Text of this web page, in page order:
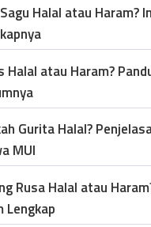
Halal atau Haram?
Halal atau Haram?
Gurita Halal?
MUI
Rusa Halal atau
Lengkap